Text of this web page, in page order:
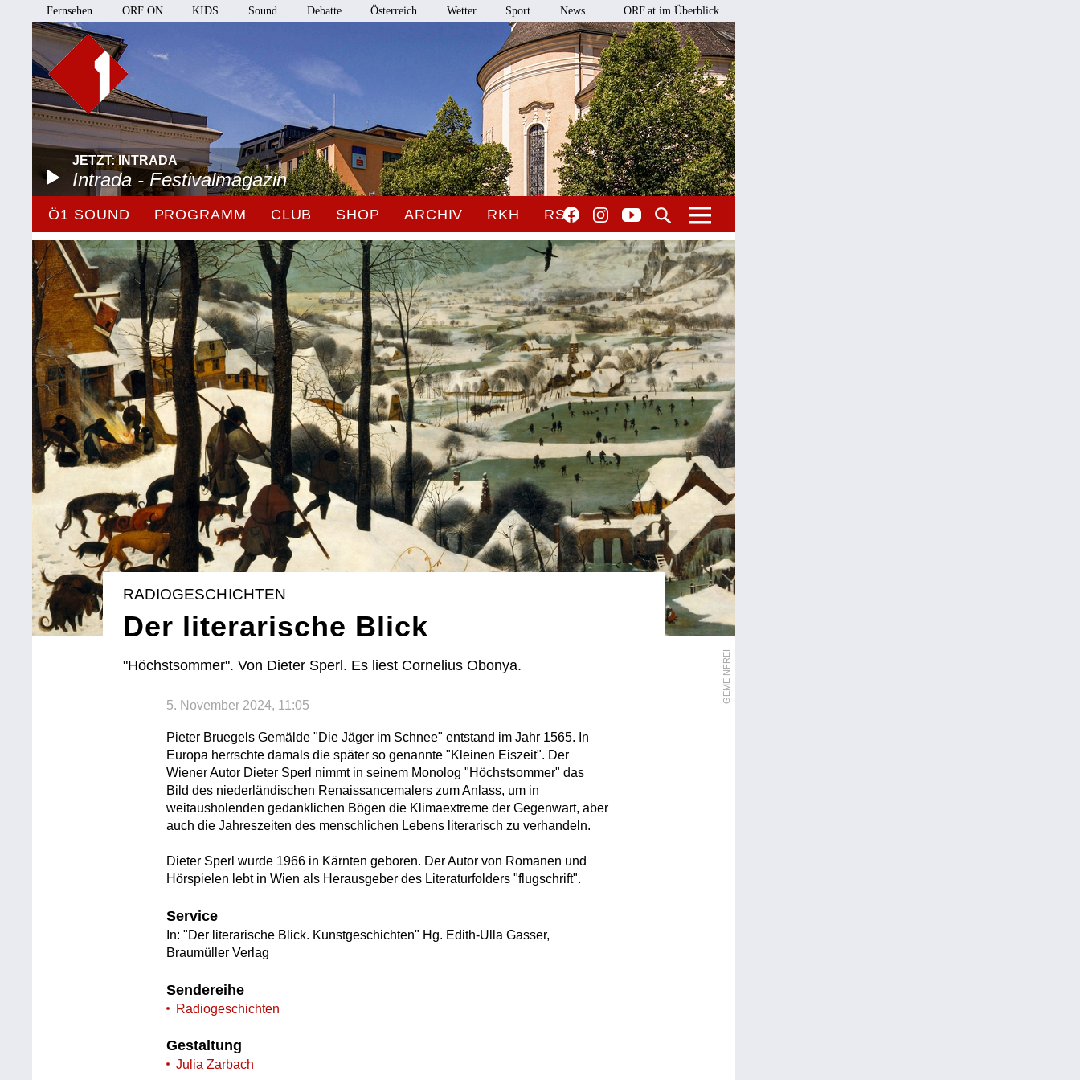
Fernsehen ORF ON KIDS Sound Debatte Österreich Wetter Sport News ORF.at im Überblick
JETZT: INTRADA
Intrada - Festivalmagazin
Ö1 SOUND PROGRAMM CLUB SHOP ARCHIV RKH RSO
GEMEINFREI
RADIOGESCHICHTEN
Der literarische Blick
"Höchstsommer". Von Dieter Sperl. Es liest Cornelius Obonya.
5. November 2024, 11:05
Pieter Bruegels Gemälde "Die Jäger im Schnee" entstand im Jahr 1565. In
Europa herrschte damals die später so genannte "Kleinen Eiszeit". Der
Wiener Autor Dieter Sperl nimmt in seinem Monolog "Höchstsommer" das
Bild des niederländischen Renaissancemalers zum Anlass, um in
weitausholenden gedanklichen Bögen die Klimaextreme der Gegenwart, aber
auch die Jahreszeiten des menschlichen Lebens literarisch zu verhandeln.
Dieter Sperl wurde 1966 in Kärnten geboren. Der Autor von Romanen und
Hörspielen lebt in Wien als Herausgeber des Literaturfolders "flugschrift".
Service
In: "Der literarische Blick. Kunstgeschichten" Hg. Edith-Ulla Gasser,
Braumüller Verlag
Sendereihe
Radiogeschichten
Gestaltung
Julia Zarbach